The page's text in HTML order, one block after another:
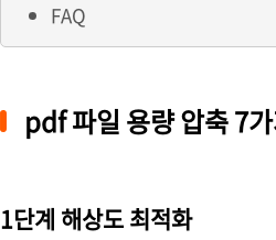
FAQ
pdf 파일 용량 압축 7
1단계 해상도 최적화